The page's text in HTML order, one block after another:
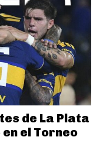
de La Plata
el Torneo